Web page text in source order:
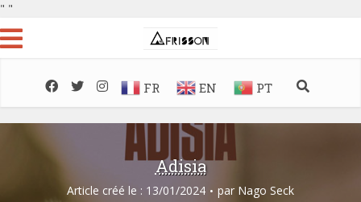
" "
FR EN PT
Adisia
Article créé le : 13/01/2024 par Nago Seck